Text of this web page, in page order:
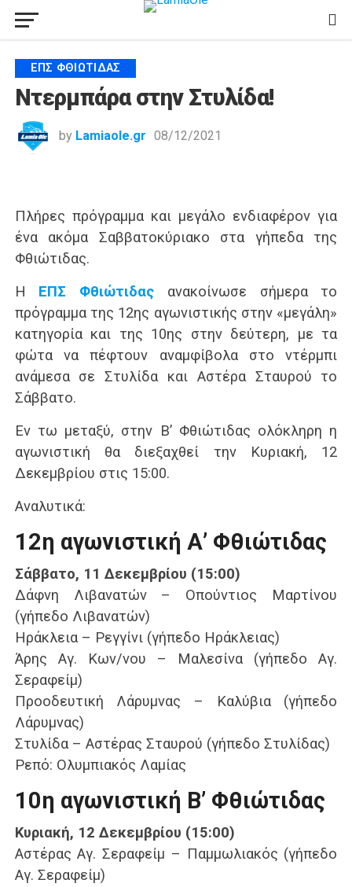
ΕΠΣ ΦΘΙΏΤΙΔΑΣ
Ντερμπάρα στην Στυλίδα!
by Lamiaole.gr 08/12/2021
Πλήρες πρόγραμμα και μεγάλο ενδιαφέρον για
ένα ακόμα Σαββατοκύριακο στα γήπεδα της
Φθιώτιδας.
Η ΕΠΣ Φθιώτιδας ανακοίνωσε σήμερα το
πρόγραμμα της 12ης αγωνιστικής στην «μεγάλη»
κατηγορία και της 10ης στην δεύτερη, με τα
φώτα να πέφτουν αναμφίβολα στο ντέρμπι
ανάμεσα σε Στυλίδα και Αστέρα Σταυρού το
Σάββατο.
Εν τω μεταξύ, στην Β’ Φθιώτιδας ολόκληρη η
αγωνιστική θα διεξαχθεί την Κυριακή, 12
Δεκεμβρίου στις 15:00.
Αναλυτικά:
12η αγωνιστική Α’ Φθιώτιδας
Σάββατο, 11 Δεκεμβρίου (15:00)
Δάφνη Λιβανατών – Οπούντιος Μαρτίνου
(γήπεδο Λιβανατών)
Ηράκλεια – Ρεγγίνι (γήπεδο Ηράκλειας)
Άρης Αγ. Κων/νου – Μαλεσίνα (γήπεδο Αγ.
Σεραφείμ)
Προοδευτική Λάρυμνας – Καλύβια (γήπεδο
Λάρυμνας)
Στυλίδα – Αστέρας Σταυρού (γήπεδο Στυλίδας)
Ρεπό: Ολυμπιακός Λαμίας
10η αγωνιστική Β’ Φθιώτιδας
Κυριακή, 12 Δεκεμβρίου (15:00)
Αστέρας Αγ. Σεραφείμ – Παμμωλιακός (γήπεδο
Αγ. Σεραφείμ)